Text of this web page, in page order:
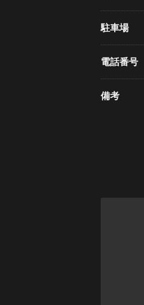
駐車場
電話番号
備考